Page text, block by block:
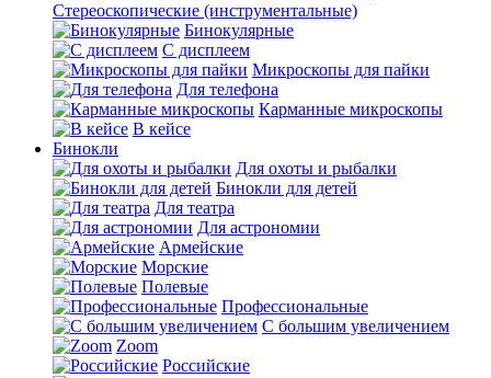
Стереоскопические (инструментальные)
Бинокулярные
С дисплеем
Микроскопы для пайки
Для телефона
Карманные микроскопы
В кейсе
Бинокли
Для охоты и рыбалки
Бинокли для детей
Для театра
Для астрономии
Армейские
Морские
Полевые
Профессиональные
С большим увеличением
Zoom
Российские